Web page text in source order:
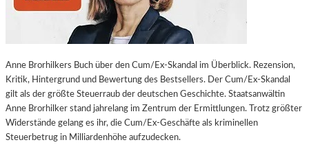
U
G
S
B
E
R
Anne Brorhilkers Buch über den Cum/Ex-Skandal im Überblick. Rezension,
Kritik, Hintergrund und Bewertung des Bestsellers. Der Cum/Ex-Skandal
gilt als der größte Steuerraub der deutschen Geschichte. Staatsanwältin
Anne Brorhilker stand jahrelang im Zentrum der Ermittlungen. Trotz größter
Widerstände gelang es ihr, die Cum/Ex-Geschäfte als kriminellen
Steuerbetrug in Milliardenhöhe aufzudecken.